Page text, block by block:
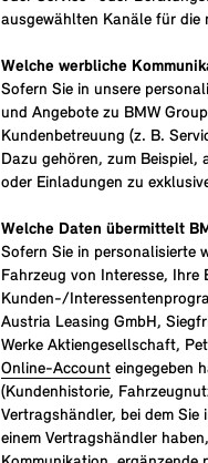
ausgewählten Kanäle für die
Welche werbliche
Sofern Sie in unsere
und Angebote zu BMW
Kundenbetreuung (z. B.
Dazu gehören, zum
oder Einladungen zu
Welche Daten übermittelt
Sofern Sie in personalisierte
Fahrzeug von Interesse, Ihre
Kunden-/
Austria Leasing GmbH,
Werke Aktiengesellschaft,
Online-Account eingegeben
(Kundenhistorie,
Vertragshändler, bei dem
einem Vertragshändler